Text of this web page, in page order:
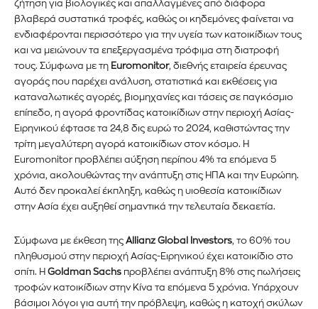
ζήτηση για βιολογικές και απαλλαγμένες από διάφορα
βλαβερά συστατικά τροφές, καθώς οι κηδεμόνες φαίνεται να
ενδιαφέρονται περισσότερο για την υγεία των κατοικίδιων τους
και να μειώνουν τα επεξεργασμένα τρόφιμα στη διατροφή
τους. Σύμφωνα με τη Euromonitor, διεθνής εταιρεία έρευνας
αγοράς που παρέχει ανάλυση, στατιστικά και εκθέσεις για
καταναλωτικές αγορές, βιομηχανίες και τάσεις σε παγκόσμιο
επίπεδο, η αγορά φροντίδας κατοικίδιων στην περιοχή Ασίας-
Ειρηνικού έφτασε τα 24,8 δις ευρώ το 2024, καθιστώντας την
τρίτη μεγαλύτερη αγορά κατοικίδιων στον κόσμο. Η
Euromonitor προβλέπει αύξηση περίπου 4% τα επόμενα 5
χρόνια, ακολουθώντας την ανάπτυξη στις ΗΠΑ και την Ευρώπη.
Αυτό δεν προκαλεί έκπληξη, καθώς η υιοθεσία κατοικίδιων
στην Ασία έχει αυξηθεί σημαντικά την τελευταία δεκαετία.
Σύμφωνα με έκθεση της Allianz Global Investors, το 60% του
πληθυσμού στην περιοχή Ασίας-Ειρηνικού έχει κατοικίδιο στο
σπίτι. Η Goldman Sachs προβλέπει ανάπτυξη 8% στις πωλήσεις
τροφών κατοικίδιων στην Κίνα τα επόμενα 5 χρόνια. Υπάρχουν
βάσιμοι λόγοι για αυτή την πρόβλεψη, καθώς η κατοχή σκύλων